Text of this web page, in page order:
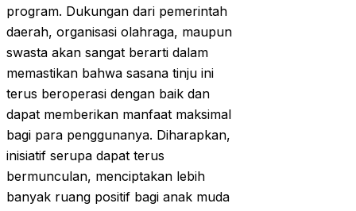
program. Dukungan dari pemerintah
daerah, organisasi olahraga, maupun
swasta akan sangat berarti dalam
memastikan bahwa sasana tinju ini
terus beroperasi dengan baik dan
dapat memberikan manfaat maksimal
bagi para penggunanya. Diharapkan,
inisiatif serupa dapat terus
bermunculan, menciptakan lebih
banyak ruang positif bagi anak muda